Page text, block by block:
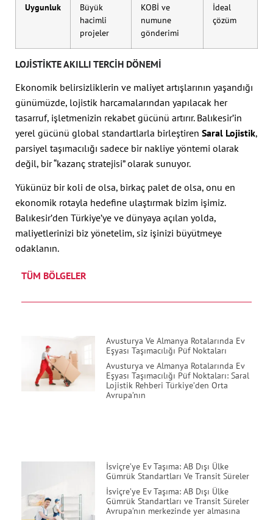
Uygunluk
Büyük
hacimli
projeler
KOBİ ve
numune
gönderimi
İdeal
çözüm
LOJISTIKTE AKILLI TERCIH DÖNEMI
Ekonomik belirsizliklerin ve maliyet artışlarının yaşandığı
günümüzde, lojistik harcamalarından yapılacak her
tasarruf, işletmenizin rekabet gücünü artırır. Balıkesir’in
yerel gücünü global standartlarla birleştiren Saral Lojistik,
parsiyel taşımacılığı sadece bir nakliye yöntemi olarak
değil, bir “kazanç stratejisi” olarak sunuyor.
Yükünüz bir koli de olsa, birkaç palet de olsa, onu en
ekonomik rotayla hedefine ulaştırmak bizim işimiz.
Balıkesir’den Türkiye’ye ve dünyaya açılan yolda,
maliyetlerinizi biz yönetelim, siz işinizi büyütmeye
odaklanın.
TÜM BÖLGELER
Avusturya Ve Almanya Rotalarında Ev
Eşyası Taşımacılığı Püf Noktaları
Avusturya ve Almanya Rotalarında Ev
Eşyası Taşımacılığı Püf Noktaları: Saral
Lojistik Rehberi Türkiye’den Orta
Avrupa’nın
İsviçre’ye Ev Taşıma: AB Dışı Ülke
Gümrük Standartları Ve Transit Süreler
İsviçre’ye Ev Taşıma: AB Dışı Ülke
Gümrük Standartları ve Transit Süreler
Avrupa’nın merkezinde yer almasına